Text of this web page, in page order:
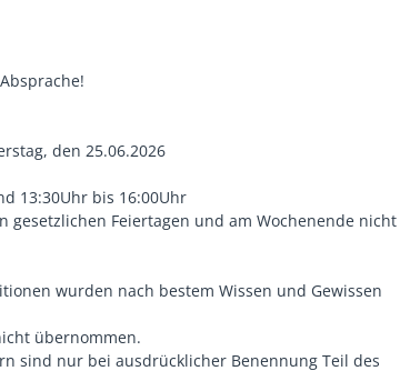
den 25.06.2026
13:30Uhr bis 16:00Uhr
gesetzlichen Feiertagen und am Wochenende nicht
wurden nach bestem Wissen und Gewissen
übernommen.
sind nur bei ausdrücklicher Benennung Teil des